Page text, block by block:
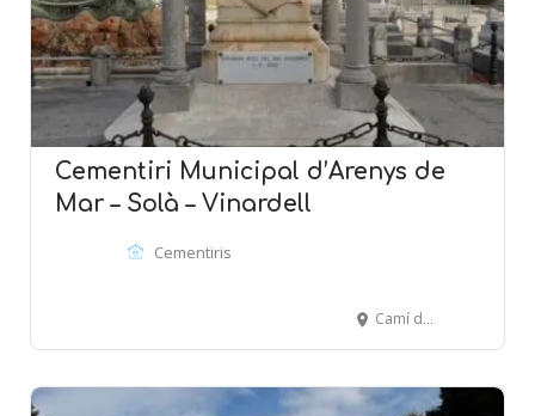
Cementiri Municipal d’Arenys de
Mar – Solà – Vinardell
Cementiris
Camí de la Pietat, s/n - ARENYS DE MAR